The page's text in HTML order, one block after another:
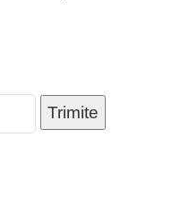
Trimite